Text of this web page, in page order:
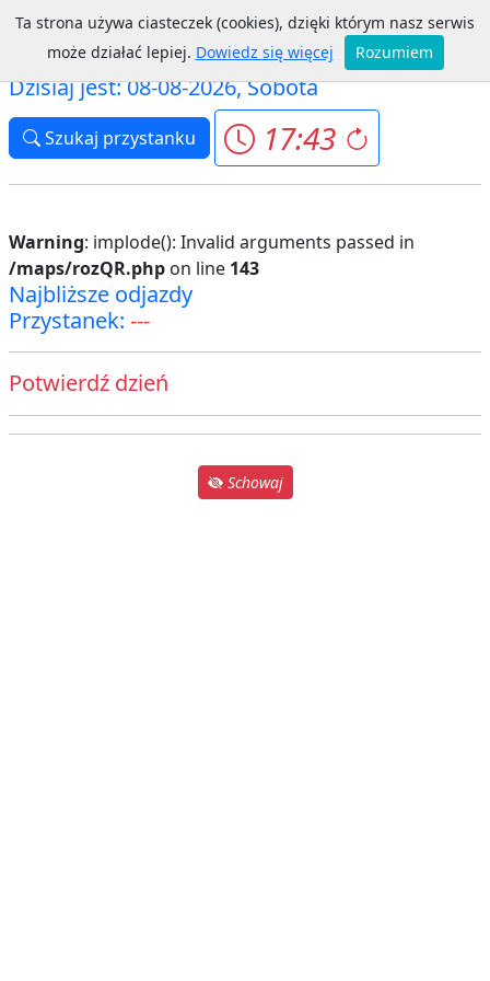
Gniezno MPK
Dzisiaj jest: 08-08-2026, Sobota
Szukaj przystanku 17:43
Warning: implode(): Invalid arguments passed in
/maps/rozQR.php on line 143
Najbliższe odjazdy
Przystanek: ---
Potwierdź dzień
Schowaj
Ta strona używa ciasteczek (cookies), dzięki którym nasz serwis
może działać lepiej. Dowiedz się więcej Rozumiem